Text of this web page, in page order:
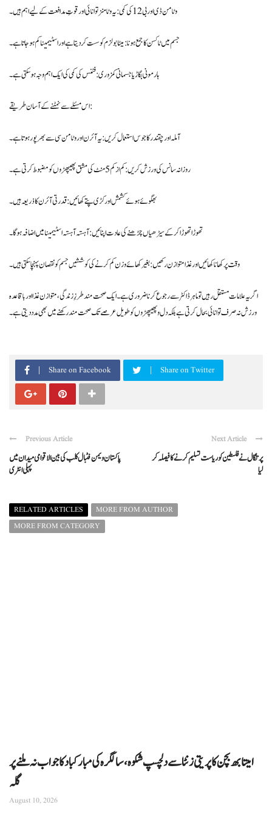
وٹامن ڈی اور بی 12 کی کمی: یہ وٹامنز توانائی اور قوتِ مدافعت کے لیے اہم ہیں۔
جسم میں ٹاکسن کا جمع ہونا: میٹابولزم کو سست کر دیتا ہے اور اسٹیمینا کم ہو جاتا ہے۔
ہارمونی بگاڑ یا جسمانی کمزوری: فٹنس کی کمی کی ایک اہم وجہ ہو سکتی ہے۔
اس مسئلے سے نمٹنے کے آسان طریقے:
آملہ اور چقندر کا جوس استعمال کریں: یہ آئرن اور وٹامن سی سے بھرپور ہوتا ہے۔
روزانہ سانس کی ورزش کریں: کم از کم 5 منٹ کی مشق پھیپھڑوں کو مضبوط کرتی ہے۔
بھگوئے ہوئے کشمش اور کڑی پتے کھائیں: قدرتی آئرن کا ذریعہ ہیں۔
تھوڑا تھوڑا کر کے سیڑھیاں چڑھنے کی عادت اپنائیں: آہستہ آہستہ اسٹیمینا میں اضافہ ہوگا۔
وقت پر کھانا کھائیں اور غذا متوازن رکھیں: بغیر کھائے وزن کم کرنے کی کوششیں جسم کو نقصان پہنچا سکتی ہیں۔
اگر یہ علامات مستقل رہیں تو ماہر ڈاکٹر سے رجوع کرنا ضروری ہے۔ ایک صحت مند طرزِ زندگی، متوازن غذا اور باقاعدہ
ورزش نہ صرف توانائی بحال کرتی ہے بلکہ دل و پھیپھڑوں کو طویل عرصے تک صحت مند رکھنے میں بھی مدد دیتی ہے۔
Share on Facebook Share on Twitter
Previous Article
پاکستان ویمن فٹبال کلب کی بین الاقوامی میدان میں
پہلی انٹری
Next Article
پرتگال نے فلسطین کو ریاست تسلیم کرنے کا فیصلہ کر
لیا
RELATED ARTICLES
MORE FROM AUTHOR
MORE FROM CATEGORY
امیتابھ بچن کا پریتی زنٹا سے دلچسپ شکوہ، سالگرہ کی مبارکباد کا جواب نہ ملنے پر
گلہ
August 10, 2026